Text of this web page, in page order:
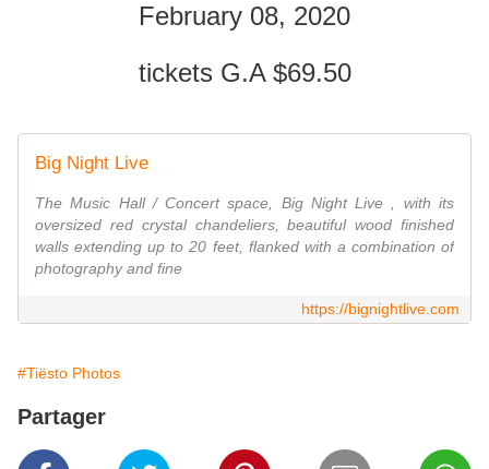
February 08, 2020
tickets G.A $69.50
Big Night Live
The Music Hall / Concert space, Big Night Live , with its
oversized red crystal chandeliers, beautiful wood finished
walls extending up to 20 feet, flanked with a combination of
photography and fine
https://bignightlive.com
#Tiësto Photos
Partager